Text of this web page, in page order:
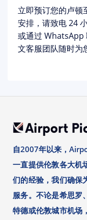
立即预订您的卢顿
安排，请致电 24
或通过 WhatsApp
文客服团队随时为
自2007年以来，
一直提供伦敦各大机
们的经验，我们确保
服务。不论是希思罗
特德或伦敦城市机场